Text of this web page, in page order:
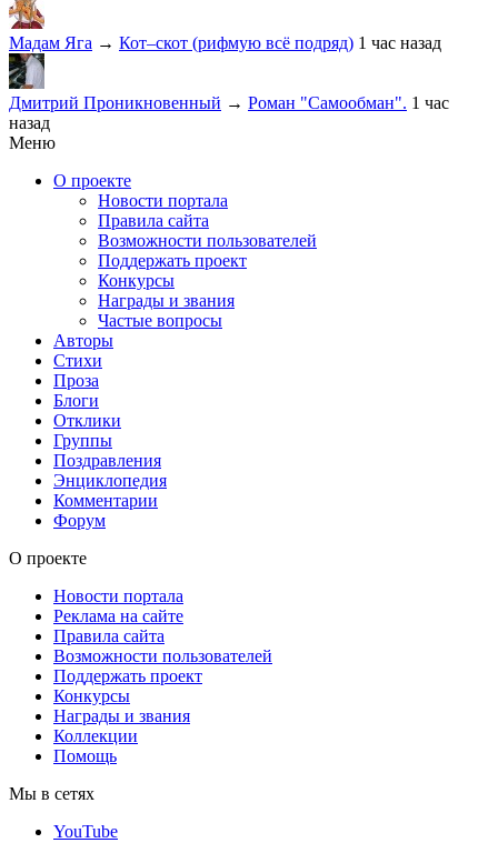
Мадам Яга → Кот–скот (рифмую всё подряд) 1 час назад
Дмитрий Проникновенный → Роман "Самообман". 1 час
назад
Меню
О проекте
Новости портала
Правила сайта
Возможности пользователей
Поддержать проект
Конкурсы
Награды и звания
Частые вопросы
Авторы
Стихи
Проза
Блоги
Отклики
Группы
Поздравления
Энциклопедия
Комментарии
Форум
О проекте
Новости портала
Реклама на сайте
Правила сайта
Возможности пользователей
Поддержать проект
Конкурсы
Награды и звания
Коллекции
Помощь
Мы в сетях
YouTube